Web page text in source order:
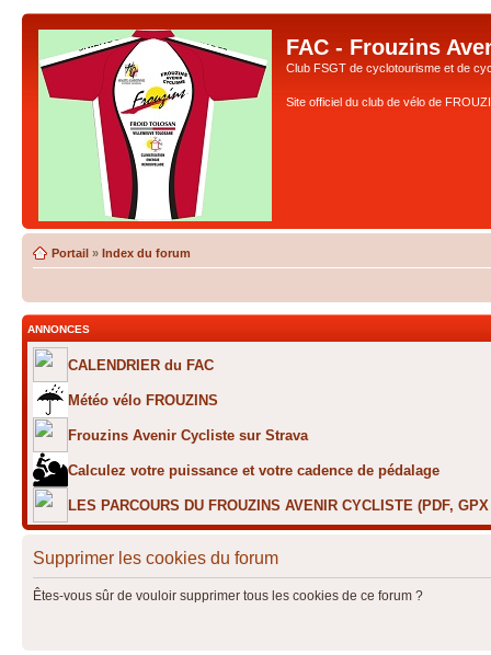
FAC - Frouzins
Club FSGT de cyclotourisme et de
Site officiel du club de vélo de
Portail » Index du forum
ANNONCES
CALENDRIER du FAC
Météo vélo FROUZINS
Frouzins Avenir Cycliste sur Strava
Calculez votre puissance et votre cadence de pédalage
LES PARCOURS DU FROUZINS AVENIR CYCLISTE (PDF,
Supprimer les cookies du forum
Êtes-vous sûr de vouloir supprimer tous les cookies de ce forum ?